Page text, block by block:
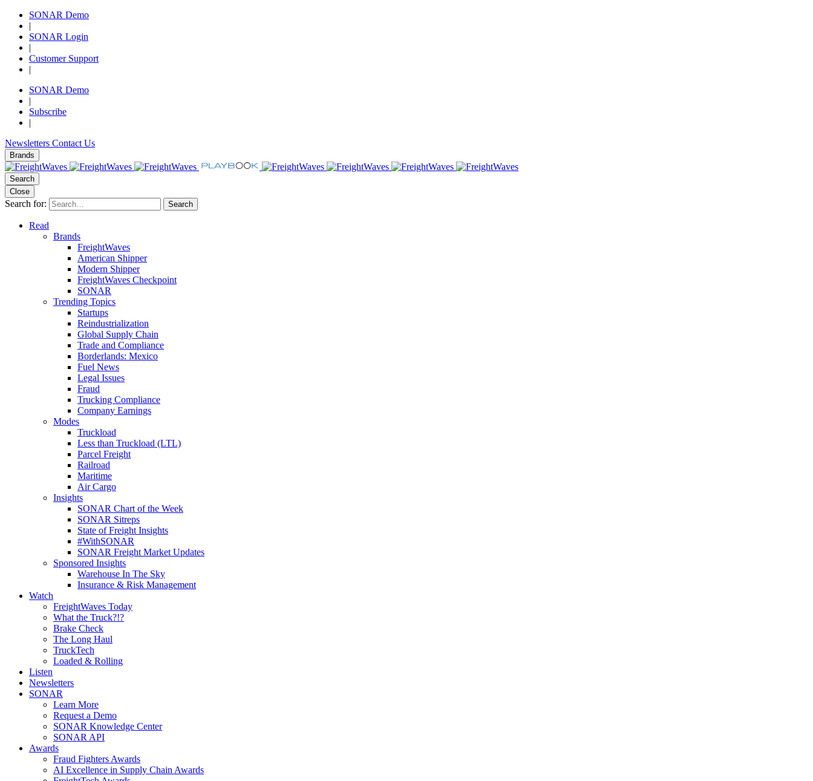
SONAR Demo
|
SONAR Login
|
Customer Support
|
SONAR Demo
|
Subscribe
|
Newsletters Contact Us
Brands
Search
Close
Search for: Search
Read
Brands
FreightWaves
American Shipper
Modern Shipper
FreightWaves Checkpoint
SONAR
Trending Topics
Startups
Reindustrialization
Global Supply Chain
Trade and Compliance
Borderlands: Mexico
Fuel News
Legal Issues
Fraud
Trucking Compliance
Company Earnings
Modes
Truckload
Less than Truckload (LTL)
Parcel Freight
Railroad
Maritime
Air Cargo
Insights
SONAR Chart of the Week
SONAR Sitreps
State of Freight Insights
#WithSONAR
SONAR Freight Market Updates
Sponsored Insights
Warehouse In The Sky
Insurance & Risk Management
Watch
FreightWaves Today
What the Truck?!?
Brake Check
The Long Haul
TruckTech
Loaded & Rolling
Listen
Newsletters
SONAR
Learn More
Request a Demo
SONAR Knowledge Center
SONAR API
Awards
Fraud Fighters Awards
AI Excellence in Supply Chain Awards